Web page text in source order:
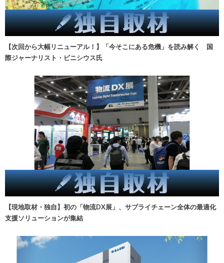
【次回から大幅リニューアル！】「今そこにある危機」を読み解く 国
際ジャーナリスト・ビニシウス氏
【現地取材・独自】初の「物流DX展」、サプライチェーン全体の最適化
支援ソリューションが集結